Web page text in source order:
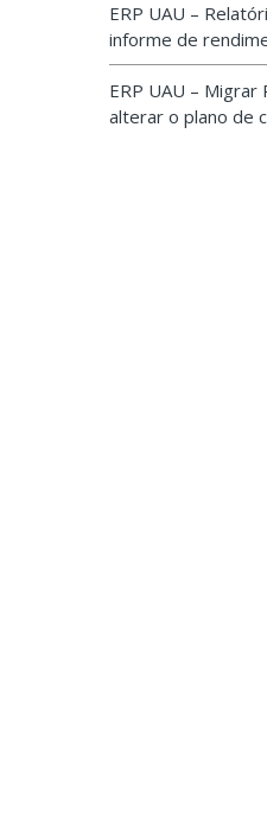
ERP UAU –
informe de
ERP UAU – Migrar
alterar o plano de